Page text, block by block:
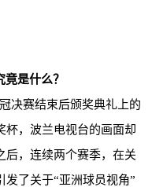
是什么？
决赛结束后颁奖典礼上的
杯，波兰电视台的画面却
后，连续两个赛季，在关
了关于“亚洲球员视角”